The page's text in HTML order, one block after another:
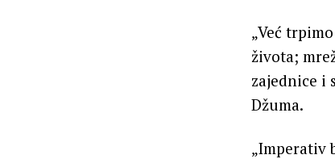
„Već
života;
zajednice i
Džuma.
„Imperativ